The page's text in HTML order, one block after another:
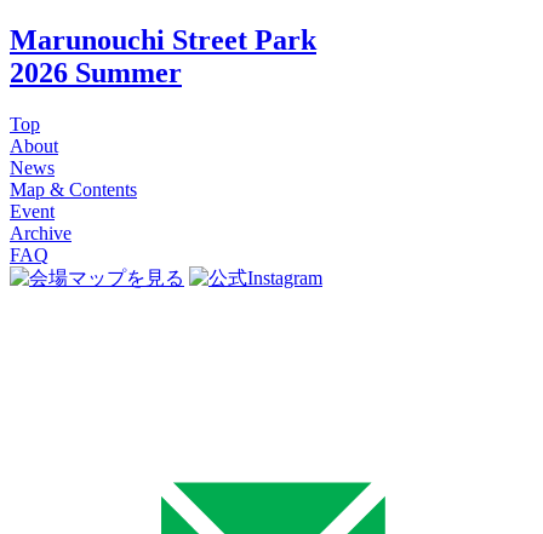
Marunouchi Street Park
2026 Summer
Top
About
News
Map & Contents
Event
Archive
FAQ